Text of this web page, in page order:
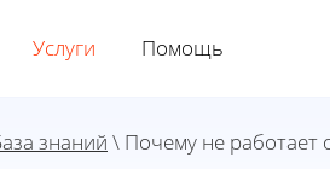
Услуги Помощь
знаний \ Почему не работает